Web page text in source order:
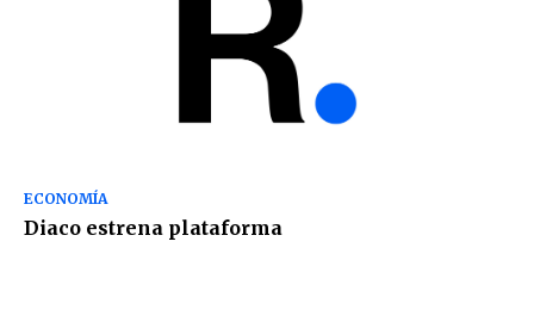
ECONOMÍA
Diaco estrena plataforma